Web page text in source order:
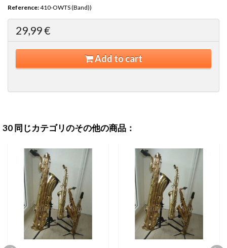
Reference:410-OWTS (Band))
29,99 €
Add to cart
30 同じカテゴリのその他の商品：